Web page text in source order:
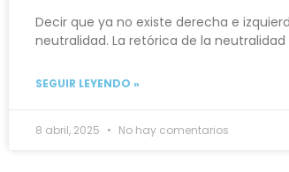
Decir que ya no existe derecha e
neutralidad. La retórica de la
SEGUIR LEYENDO »
8 abril, 2025 No hay comentarios